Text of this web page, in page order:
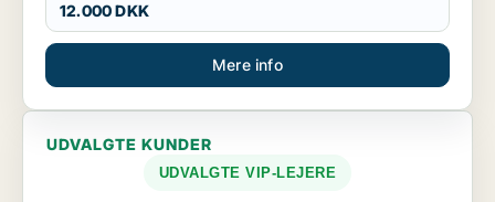
12.000 DKK
Mere info
UDVALGTE KUNDER
UDVALGTE VIP-LEJERE